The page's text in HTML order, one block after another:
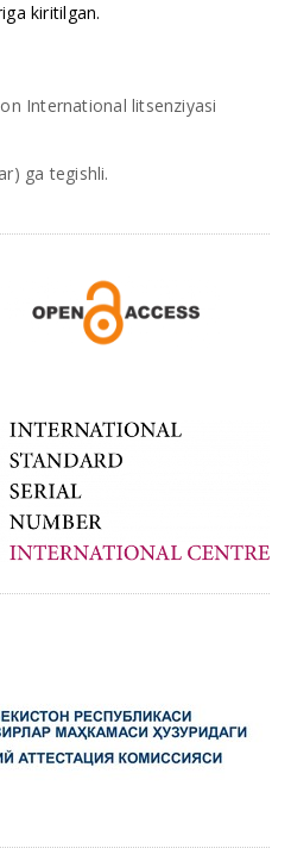
kiritilgan.
International litsenziyasi
ga tegishli.